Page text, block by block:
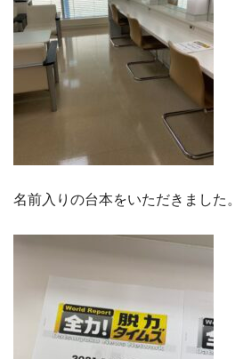
名前入りの台本をいただきました。